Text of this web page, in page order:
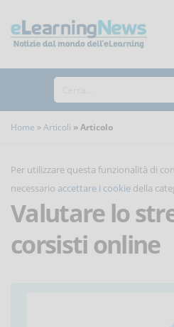
Home Articoli Articolo
Per utilizzare questa funzionalità di
necessario accettare i cookie della
Valutare lo
corsisti online